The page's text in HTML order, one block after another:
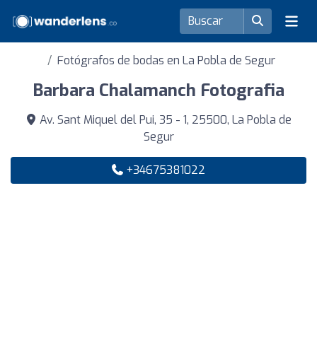
Fotógrafos de bodas en La Pobla de Segur
Barbara Chalamanch Fotografia
Av. Sant Miquel del Pui, 35 - 1, 25500, La Pobla de
Segur
+34675381022